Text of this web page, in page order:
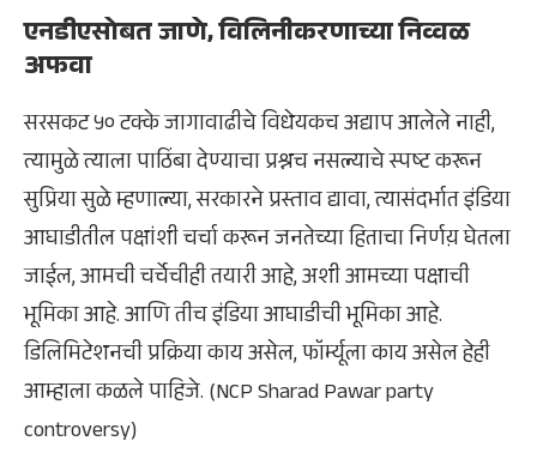
एनडीएसोबत जाणे, विलिनीकरणाच्या निव्वळ
अफवा
सरसकट ५० टक्के जागावाढीचे विधेयकच अद्याप आलेले नाही,
त्यामुळे त्याला पाठिंबा देण्याचा प्रश्नच नसल्याचे स्पष्ट करून
सुप्रिया सुळे म्हणाल्या, सरकारने प्रस्ताव द्यावा, त्यासंदर्भात इंडिया
आघाडीतील पक्षांशी चर्चा करून जनतेच्या हिताचा निर्णय़ घेतला
जाईल, आमची चर्चेचीही तयारी आहे, अशी आमच्या पक्षाची
भूमिका आहे. आणि तीच इंडिया आघाडीची भूमिका आहे.
डिलिमिटेशनची प्रक्रिया काय असेल, फॉर्म्यूला काय असेल हेही
आम्हाला कळले पाहिजे. (NCP Sharad Pawar party
controversy)